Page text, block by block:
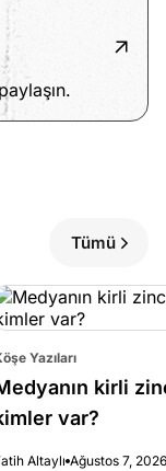
Tümü
Yazıları
kirli
var?
Altaylı Ağustos 7, 2026